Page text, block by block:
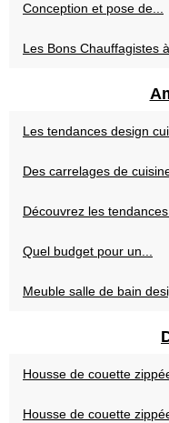
Conception et pose de...
Les Bons Chauffagistes
Les tendances design
Des carrelages de
Découvrez les
Quel budget pour un...
Meuble salle de bain
Housse de couette
Housse de couette